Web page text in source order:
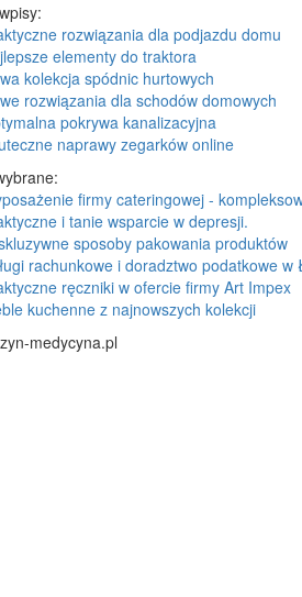
rozwiązania dla podjazdu domu
elementy do traktora
kolekcja spódnic hurtowych
rozwiązania dla schodów domowych
pokrywa kanalizacyjna
naprawy zegarków online
firmy cateringowej -
i tanie wsparcie w depresji.
sposoby pakowania produktów
rachunkowe i doradztwo podatkowe w
ręczniki w ofercie firmy Art Impex
kuchenne z najnowszych kolekcji
medycyna.pl